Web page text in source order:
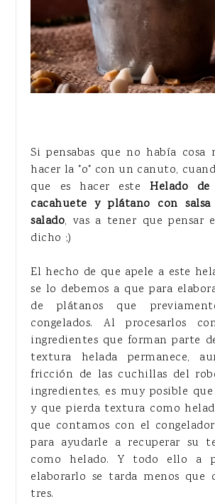
Si pensabas que no había cosa
hacer la "o" con un canuto,
que es hacer esteHelado
cacahuete y plátano con
salado, vas a tener que pensar
dicho ;)
El hecho de que apele a este
se lo debemos a que para
de plátanos que
congelados. Al procesarlos
ingredientes que forman parte
textura helada permanece,
fricción de las cuchillas del
ingredientes, es muy posible que
y que pierda textura como
que contamos con el
para ayudarle a recuperar su
como helado. Y todo ello a
elaborarlo se tarda menos que
tres.